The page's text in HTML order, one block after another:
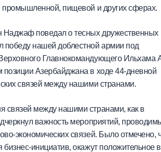
промышленной, пищевой и других сферах.
Наджаф поведал о тесных дружественных
нашей доблестной армии под
Главнокомандующего Ильхама
Азербайджана в ходе 44-дневной
связей между нашими странами.
связей между нашими странами, как в
важность мероприятий,
экономических связей. Было отмечено,
инициатив, окажут положительное